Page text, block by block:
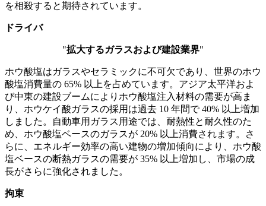
を相殺すると期待されています。
ドライバ
"拡大するガラスおよび建設業界"
ホウ酸塩はガラスやセラミックに不可欠であり、世界のホウ
酸塩消費量の 65% 以上を占めています。アジア太平洋およ
び中東の建設ブームによりホウ酸塩注入材料の需要が高ま
り、ホウケイ酸ガラスの採用は過去 10 年間で 40% 以上増加
しました。自動車用ガラス用途では、耐熱性と耐久性のた
め、ホウ酸塩ベースのガラスが 20% 以上消費されます。さ
らに、エネルギー効率の高い建物の増加傾向により、ホウ酸
塩ベースの断熱ガラスの需要が 35% 以上増加し、市場の成
長がさらに強化されました。
拘束